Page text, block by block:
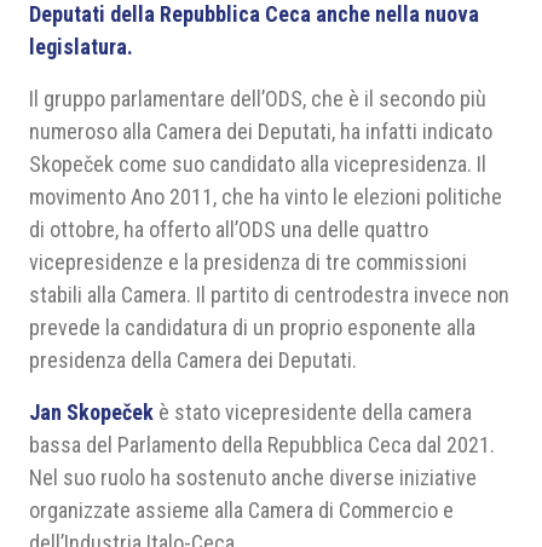
Deputati della Repubblica Ceca anche nella nuova
legislatura.
Il gruppo parlamentare dell’ODS, che è il secondo più
numeroso alla Camera dei Deputati, ha infatti indicato
Skopeček come suo candidato alla vicepresidenza. Il
movimento Ano 2011, che ha vinto le elezioni politiche
di ottobre, ha offerto all’ODS una delle quattro
vicepresidenze e la presidenza di tre commissioni
stabili alla Camera. Il partito di centrodestra invece non
prevede la candidatura di un proprio esponente alla
presidenza della Camera dei Deputati.
Jan Skopeček è stato vicepresidente della camera
bassa del Parlamento della Repubblica Ceca dal 2021.
Nel suo ruolo ha sostenuto anche diverse iniziative
organizzate assieme alla Camera di Commercio e